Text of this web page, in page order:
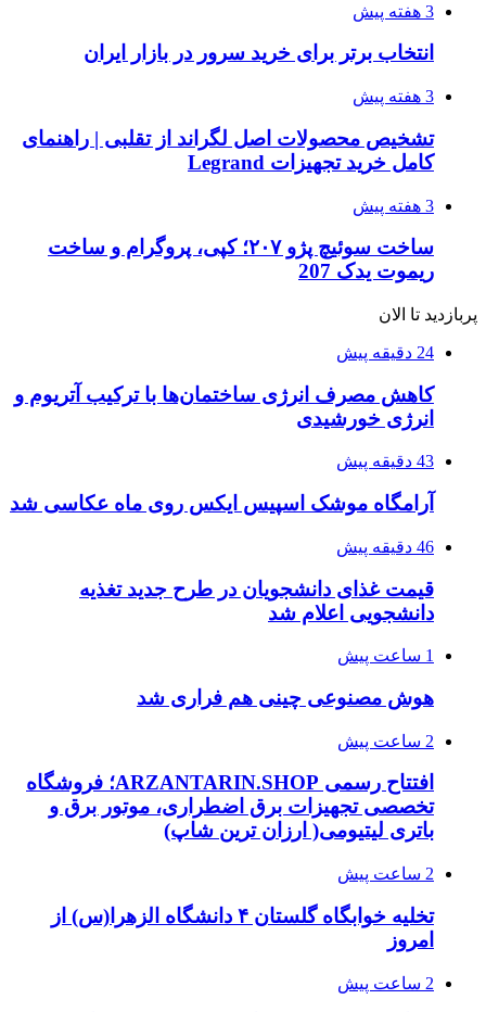
3 هفته پیش
انتخاب برتر برای خرید سرور در بازار ایران
3 هفته پیش
تشخیص محصولات اصل لگراند از تقلبی | راهنمای
کامل خرید تجهیزات Legrand
3 هفته پیش
ساخت سوئیچ پژو ۲۰۷؛ کپی، پروگرام و ساخت
ریموت یدک 207
پربازدید تا الان
24 دقیقه پیش
کاهش مصرف انرژی ساختمان‌ها با ترکیب آتریوم و
انرژی خورشیدی
43 دقیقه پیش
آرامگاه موشک اسپیس ایکس روی ماه عکاسی شد
46 دقیقه پیش
قیمت غذای دانشجویان در طرح جدید تغذیه
دانشجویی اعلام شد
1 ساعت پیش
هوش مصنوعی چینی هم فراری شد
2 ساعت پیش
افتتاح رسمی ARZANTARIN.SHOP؛ فروشگاه
تخصصی تجهیزات برق اضطراری، موتور برق و
باتری لیتیومی( ارزان ترین شاپ)
2 ساعت پیش
تخلیه خوابگاه گلستان ۴ دانشگاه الزهرا(س) از
امروز
2 ساعت پیش